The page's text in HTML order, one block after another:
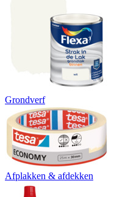
Grondverf
Afplakken & afdekken